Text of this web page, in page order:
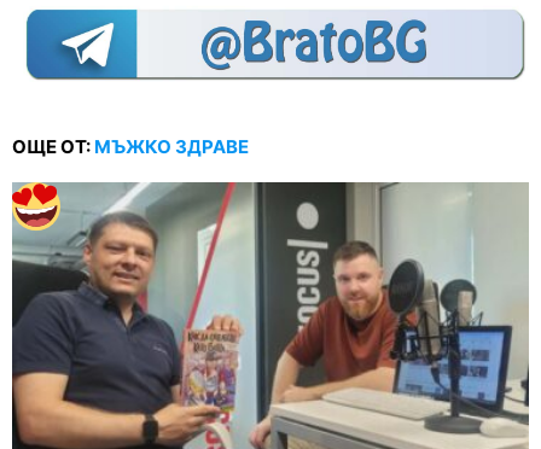
ОЩЕ ОТ: МЪЖКО ЗДРАВЕ